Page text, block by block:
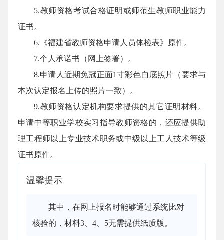
5.教师资格考试合格证明或师范生教师职业能力
证书。
6.《福建省教师资格申请人员体检表》原件。
7.个人承诺书（网上签署）。
8.申请人近期免冠正面1寸彩色白底照片（要求与
本次认定报名上传的照片一致）。
9.教师资格认定机构要求提供的其它证明材料。
申请中等职业学校实习指导教师资格的，还应提供助
理工程师以上专业技术职务或中级以上工人技术等级
证书原件。
温馨提示
其中，在网上报名时能够通过系统比对
核验的，材料3、4、5无需提供纸质版。